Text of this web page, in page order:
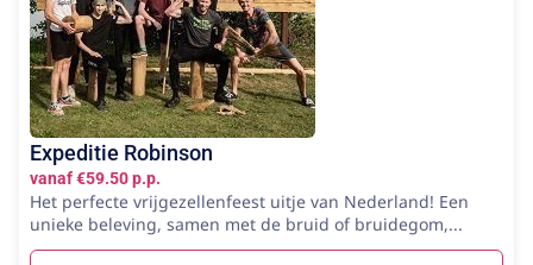
Expeditie Robinson
vanaf €59.50 p.p.
Het perfecte vrijgezellenfeest uitje van Nederland! Een
unieke beleving, samen met de bruid of bruidegom,...